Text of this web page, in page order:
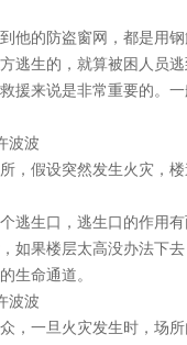
的防盗窗网，都是用钢
逃生的，就算被困人员
援来说是非常重要的。
波
假设突然发生火灾，楼
生口，逃生口的作用有
如果楼层太高没办法下
生命通道。
波
一旦火灾发生时，场所